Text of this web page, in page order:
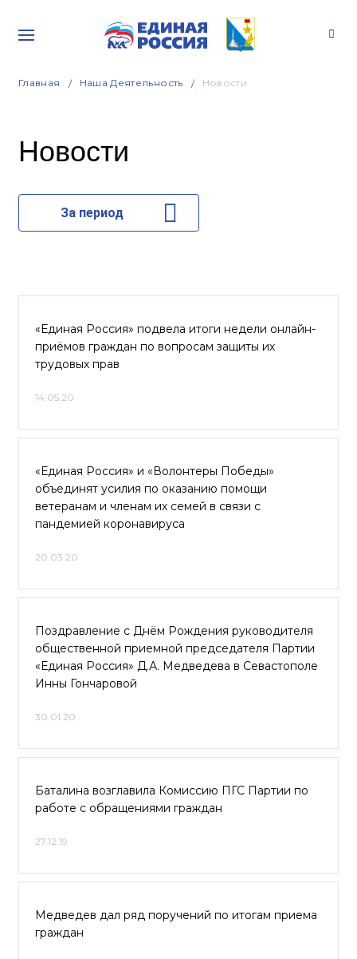
Главная Наша Деятельность Новости
Новости
За период
«Единая Россия» подвела итоги недели онлайн-
приёмов граждан по вопросам защиты их
трудовых прав
14.05.20
«Единая Россия» и «Волонтеры Победы»
объединят усилия по оказанию помощи
ветеранам и членам их семей в связи с
пандемией коронавируса
20.03.20
Поздравление с Днём Рождения руководителя
общественной приемной председателя Партии
«Единая Россия» Д.А. Медведева в Севастополе
Инны Гончаровой
30.01.20
Баталина возглавила Комиссию ПГС Партии по
работе с обращениями граждан
27.12.19
Медведев дал ряд поручений по итогам приема
граждан